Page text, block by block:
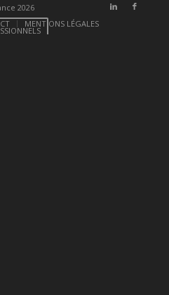
2026
MENTIONS LÉGALES